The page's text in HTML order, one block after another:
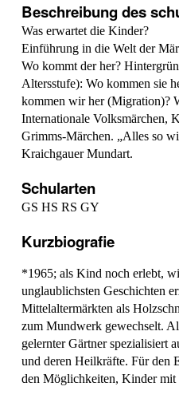
Beschreibung des
Was erwartet die Kinder?
Einführung in die Welt der
Wo kommt der her?
Altersstufe): Wo kommen sie
kommen wir her (Migration)?
Internationale Volksmärchen,
Grimms-Märchen. „Alles so
Kraichgauer Mundart.
Schularten
GS HS RS GY
Kurzbiografie
*1965; als Kind noch erlebt,
unglaublichsten Geschichten
Mittelaltermärkten als
zum Mundwerk gewechselt.
gelernter Gärtner spezialisiert
und deren Heilkräfte. Für den
den Möglichkeiten, Kinder mit